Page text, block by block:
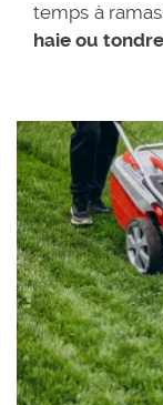
temps à
haie ou